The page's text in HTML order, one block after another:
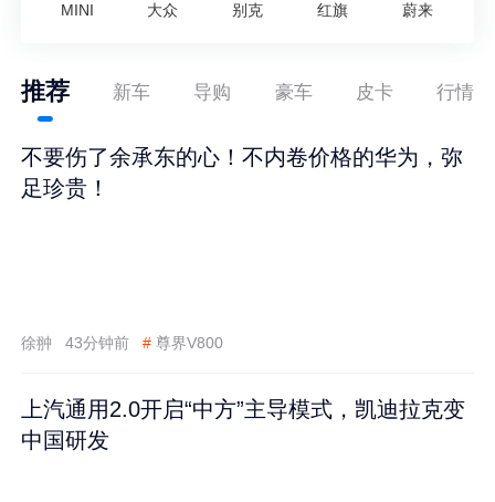
MINI 大众 别克 红旗 蔚来
推荐 新车 导购 豪车 皮卡 行情
不要伤了余承东的心！不内卷价格的华为，弥
足珍贵！
徐翀 43分钟前 # 尊界V800
上汽通用2.0开启“中方”主导模式，凯迪拉克变
中国研发